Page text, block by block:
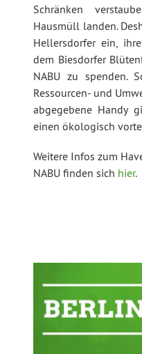
Schränken
Hausmüll landen.
Hellersdorfer ein,
dem Biesdorfer
NABU zu spenden.
Ressourcen- und
abgegebene Handy
einen ökologisch
Weitere Infos zum
NABU finden sich hier.